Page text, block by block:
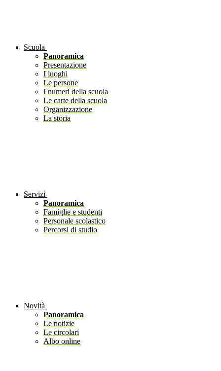
Scuola
Panoramica
Presentazione
I luoghi
Le persone
I numeri della scuola
Le carte della scuola
Organizzazione
La storia
Servizi
Panoramica
Famiglie e studenti
Personale scolastico
Percorsi di studio
Novità
Panoramica
Le notizie
Le circolari
Albo online